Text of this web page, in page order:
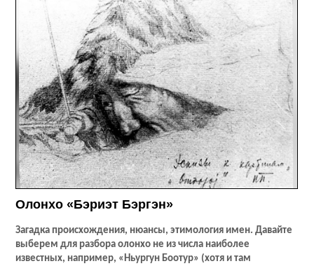
Олонхо «Бэриэт Бэргэн»
Загадка происхождения, нюансы, этимология имен. Давайте
выберем для разбора олонхо не из числа наиболее
известных, например, «Ньургун Боотур» (хотя и там